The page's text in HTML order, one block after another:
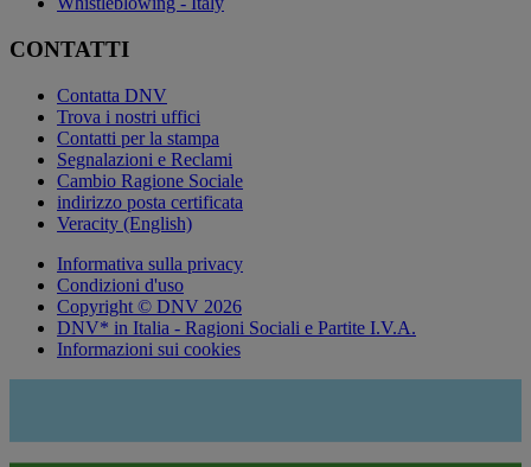
CONTATTI
Contatta DNV
Trova i nostri uffici
Contatti per la stampa
Segnalazioni e Reclami
Cambio Ragione Sociale
indirizzo posta certificata
Veracity (English)
Informativa sulla privacy
Condizioni d'uso
Copyright © DNV 2026
DNV* in Italia - Ragioni Sociali e Partite I.V.A.
Informazioni sui cookies